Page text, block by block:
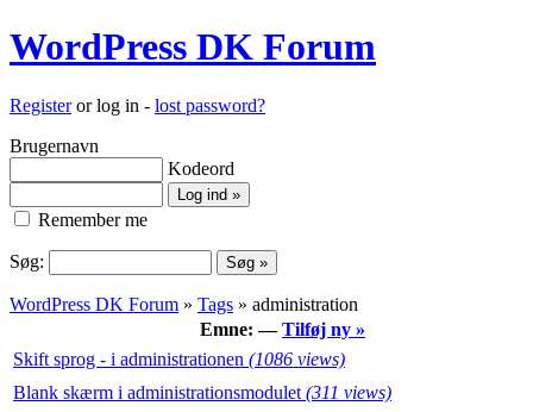
WordPress DK Forum
Registeror log in - lost password?
Brugernavn
Kodeord
Remember me
Søg:
WordPress DK Forum » Tags » administration
Emne: —Tilføj ny »
Skift sprog - i administrationen (1086 views)
Blank skærm i administrationsmodulet (311 views)